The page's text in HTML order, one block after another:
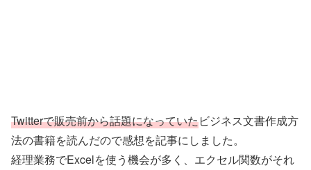
Twitterで販売前から話題になっていたビジネス文書作成方
法の書籍を読んだので感想を記事にしました。
経理業務でExcelを使う機会が多く、エクセル関数がそれ